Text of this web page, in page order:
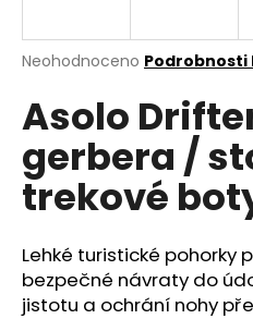
Průměrné
produktu
je
z
5
hvězdiček.
Neohodnoceno
Asolo
gerbera /
trekové
Lehké turistické pohorky
bezpečné návraty do
jistotu a ochrání nohy
j
t
?
HLEDAT